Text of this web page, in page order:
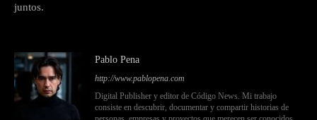
juntos.
Pablo Pena
http://www.pablopena.com
Digital Publisher y editor de Código News. Mi trabajo
consiste en descubrir, documentar y compartir historias de